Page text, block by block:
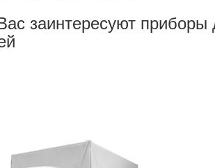
заинтересуют приборы